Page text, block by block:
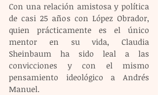
Con una relación amistosa y política
de casi 25 años con López Obrador,
quien prácticamente es el único
mentor en su vida, Claudia
Sheinbaum ha sido leal a las
convicciones y con el mismo
pensamiento ideológico a Andrés
Manuel.